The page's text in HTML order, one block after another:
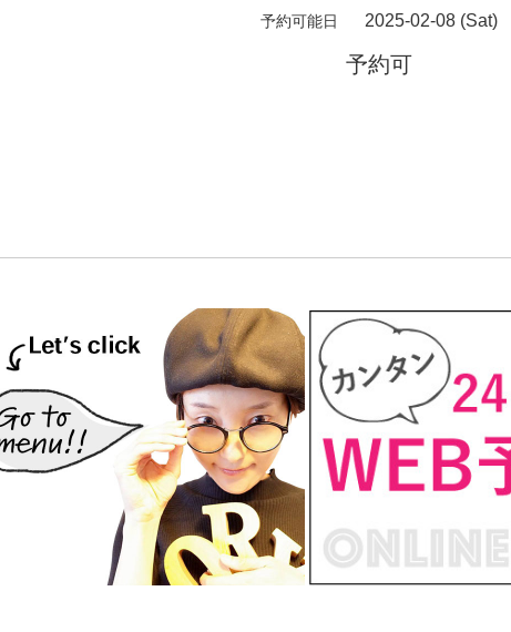
予約可能日 2025-02-08 (Sat)
予約可